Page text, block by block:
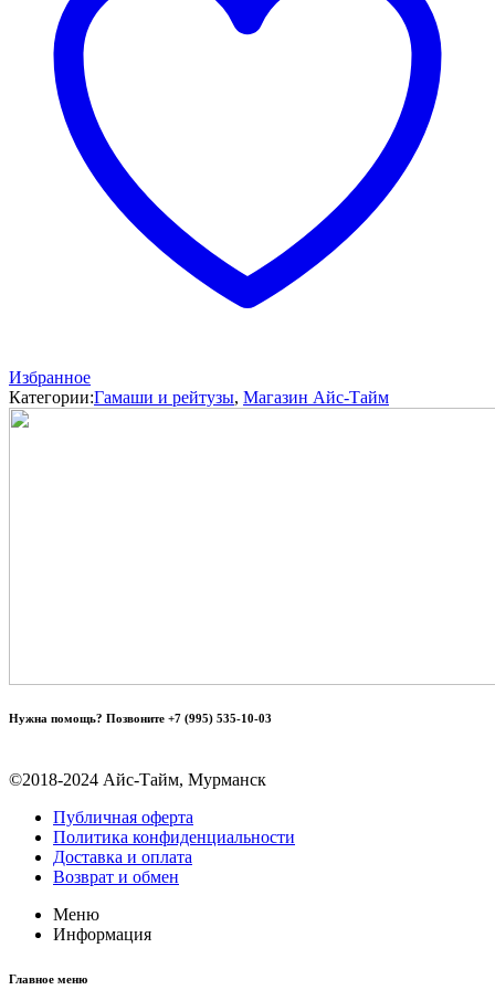
Избранное
Категории:Гамаши и рейтузы, Магазин Айс-Тайм
Нужна помощь? Позвоните +7 (995) 535-10-03
©2018-2024 Айс-Тайм, Мурманск
Публичная оферта
Политика конфиденциальности
Доставка и оплата
Возврат и обмен
Меню
Информация
Главное меню